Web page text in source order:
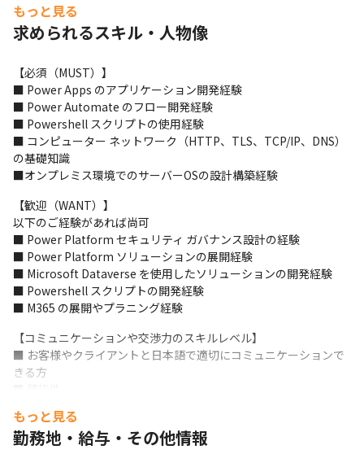
もっと見る
求められるスキル・人物像
【必須（MUST）】
■ Power Apps のアプリケーション開発経験
■ Power Automate のフロー開発経験
■ Powershell スクリプトの使用経験
■ コンピューター ネットワーク（HTTP、TLS、TCP/IP、DNS）
の基礎知識
■オンプレミス環境でのサーバーOSの設計構築経験
【歓迎（WANT）】
以下のご経験があれば尚可
■ Power Platform セキュリティ ガバナンス設計の経験
■ Power Platform ソリューションの展開経験
■ Microsoft Dataverse を使用したソリューションの開発経験
■ Powershell スクリプトの開発経験
■ M365 の展開やプラニング経験
【コミュニケーションや交渉力のスキルレベル】
■ お客様やクライアントと日本語で適切にコミュニケーションで
きる方
【言語】
もっと見る
勤務地・給与・その他情報